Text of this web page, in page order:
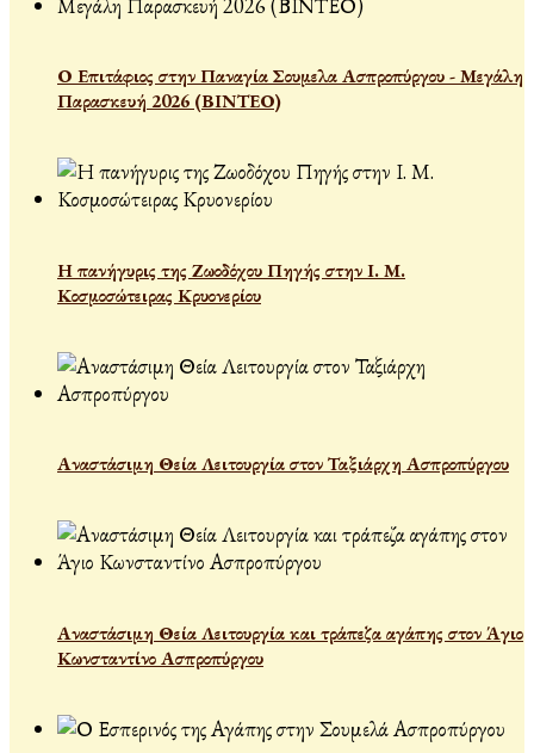
Ο Επιτάφιος στην Παναγία Σουμελα Ασπροπύργου - Μεγάλη
Παρασκευή 2026 (ΒΙΝΤΕΟ)
Η πανήγυρις της Ζωοδόχου Πηγής στην Ι. Μ.
Κοσμοσώτειρας Κρυονερίου
Αναστάσιμη Θεία Λειτουργία στον Ταξιάρχη Ασπροπύργου
Αναστάσιμη Θεία Λειτουργία και τράπεζα αγάπης στον Άγιο
Κωνσταντίνο Ασπροπύργου